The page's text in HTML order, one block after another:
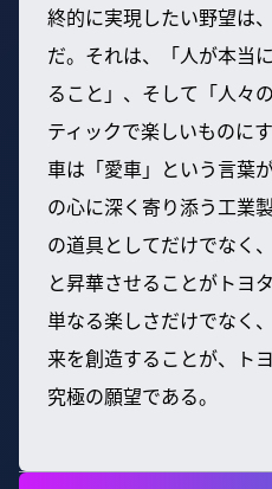
終的に実現したい野望は
だ。それは、「人が本当
ること」、そして「人々
ティックで楽しいものに
車は「愛車」という言葉
の心に深く寄り添う工業
の道具としてだけでなく
と昇華させることがトヨ
単なる楽しさだけでなく
来を創造することが、ト
究極の願望である。